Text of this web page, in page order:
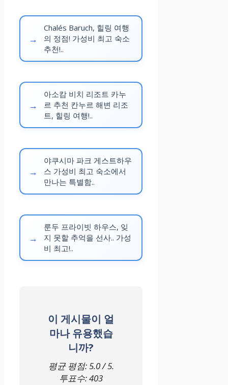
아
쉬
리
터
없
음
(
부
후
텔
로
에
대
가성비가 중요하다면 재방문
의사 Yes!
다음에 또 올 의향이 있어요.
Chalés Baruch, 힐링 여행
의 정점! 가성비 최고 숙소
추천!..
아소캄 비치 리조트 카누
르 추천 칸누르 해변 리조
트, 힐링 여행!..
야쿠시마 파크 게스트하우
스 가성비 최고 숙소에서
만나는 특별함..
룬두 프라이빗 하우스, 잊
지 못할 추억을 선사.. 가성
비 최고!..
이 게시물이 얼
마나 유용했습
니까?
평균 평점:5.0/ 5.
투표수:403